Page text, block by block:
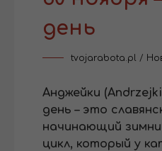
день
tvojarabota.pl /
Анджейки
день – это
начинающий
цикл, который у